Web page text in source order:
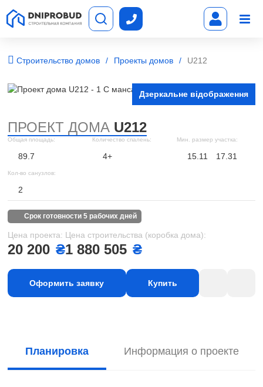
Строительство домов Проекты домов U212
Дзеркальне відображення
ПРОЕКТ ДОМА U212
Общая площадь:
89.7
Количество спалень:
4+
Мин. размер участка:
15.11 17.31
Кол-во санузлов:
2
срок готовности 5 рабочих дней
Цена проекта:
20 200 ₴
Цена строительства (коробка дома):
1 880 505 ₴
Оформить заявку Купить
Планировка Информация о проекте